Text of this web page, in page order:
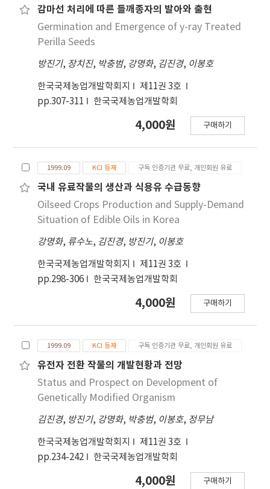
감마선 처리에 따른 들깨종자의 발아와 출현
Germination and Emergence of y-ray Treated
Perilla Seeds
방진기, 장치진, 박충범, 강명화, 김진경, 이봉호
한국국제농업개발학회지
제11권 3호
pp.307-311
한국국제농업개발학회
4,000원 구매하기
1999.09 KCI 등재 구독 인증기관 무료, 개인회원 유료
국내 유료작물의 생산과 식용유 수급동향
Oilseed Crops Production and Supply-Demand
Situation of Edible Oils in Korea
강명화, 류수노, 김진경, 방진기, 이봉호
한국국제농업개발학회지
제11권 3호
pp.298-306
한국국제농업개발학회
4,000원 구매하기
1999.09 KCI 등재 구독 인증기관 무료, 개인회원 유료
유전자 전환 작물의 개발현황과 전망
Status and Prospect on Development of
Genetically Modified Organism
김진경, 방진기, 강명화, 박충범, 이봉호, 정무남
한국국제농업개발학회지
제11권 3호
pp.234-242
한국국제농업개발학회
4,000원 구매하기